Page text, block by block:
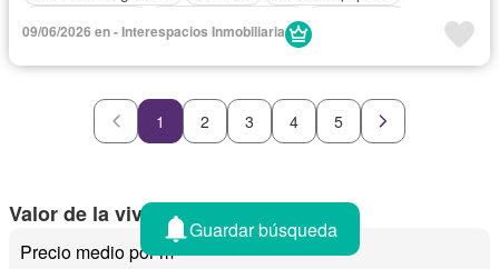
Cuarto de Limpieza
Estacionamiento Jardín
Recámara con closet
Seguridad
Vista panorámica
Zonas verdes
Completamente amueblado
09/06/2026 en - Interespacios Inmobiliaria
1 2 3 4 5
Valor de la vivienda en Puebla
Precio medio por m²
Guardar búsqueda